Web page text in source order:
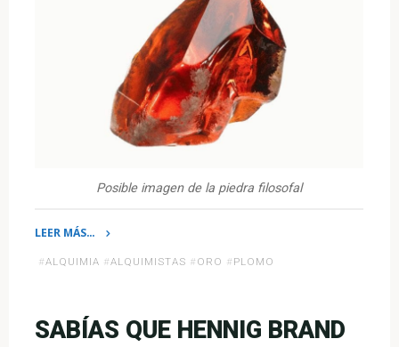
Posible imagen de la piedra filosofal
LEER MÁS…
piedra
filosofal?»
#ALQUIMIA #ALQUIMISTAS # ORO # PLOMO
SABÍAS QUE HENNIG BRAND